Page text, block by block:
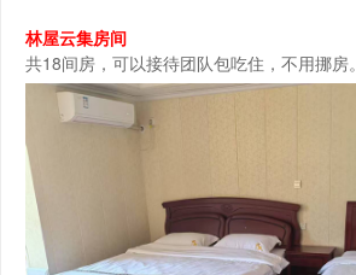
林屋云集房间
共18间房，可以接待团队包吃住，不用挪房。